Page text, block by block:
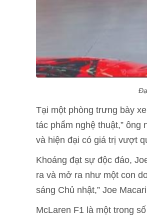
Tại một phòng trưng bày
tác phẩm nghệ thuật,”
và hiện đại có giá trị vượt
Khoáng đạt sự độc đáo,
ra và mở ra như một con
sáng Chủ nhật,” Joe
McLaren F1 là một trong